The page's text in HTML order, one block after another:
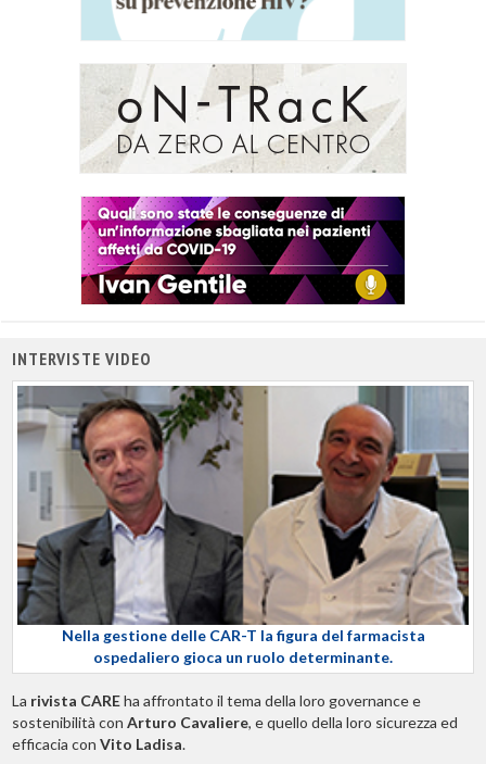
INTERVISTE VIDEO
Nella gestione delle CAR-T la figura del farmacista
ospedaliero gioca un ruolo determinante.
La rivista CAREha affrontato il tema della loro governance e
sostenibilità con Arturo Cavaliere, e quello della loro sicurezza ed
efficacia con Vito Ladisa.